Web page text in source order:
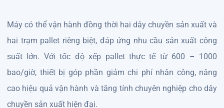
Máy có thể vận hành đồng thời hai dây chuyền sản xuất và
hai trạm pallet riêng biệt, đáp ứng nhu cầu sản xuất công
suất lớn. Với tốc độ xếp pallet thực tế từ 600 – 1000
bao/giờ, thiết bị góp phần giảm chi phí nhân công, nâng
cao hiệu quả vận hành và tăng tính chuyên nghiệp cho dây
chuyền sản xuất hiện đại.